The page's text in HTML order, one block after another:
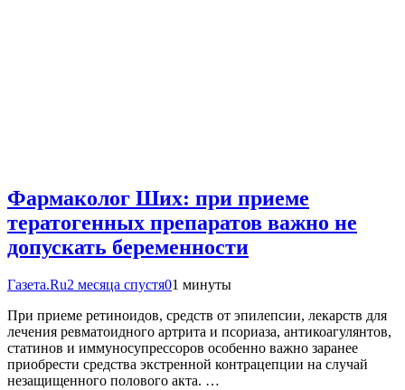
Фармаколог Ших: при приеме
тератогенных препаратов важно не
допускать беременности
Газета.Ru2 месяца спустя01 минуты
При приеме ретиноидов, средств от эпилепсии, лекарств для
лечения ревматоидного артрита и псориаза, антикоагулянтов,
статинов и иммуносупрессоров особенно важно заранее
приобрести средства экстренной контрацепции на случай
незащищенного полового акта. …